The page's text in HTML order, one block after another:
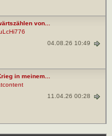
von...
04.08.26 10:49
in meinem...
11.04.26 00:28